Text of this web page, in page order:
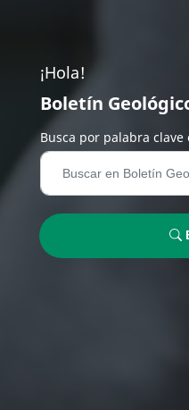
¡Hola!
Boletín
Busca por palabra